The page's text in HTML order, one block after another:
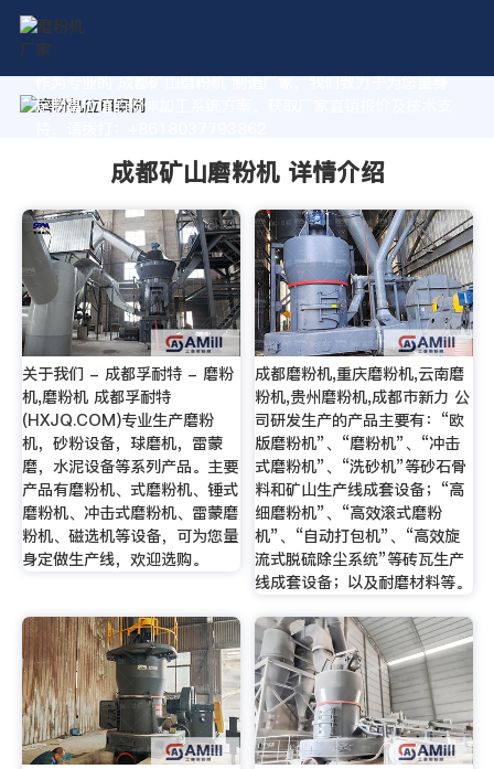
作为专业的 成都矿山磨粉机 制造厂家，我们致力于为您量身
定制高价值的粉体加工系统方案。获取厂家直销报价及技术支
成都矿山磨粉机 详情介绍
关于我们 - 成都孚耐特 - 磨粉
机,磨粉机 成都孚耐特
(HXJQ.COM)专业生产磨粉
机，砂粉设备，球磨机，雷蒙
磨，水泥设备等系列产品。主要
产品有磨粉机、式磨粉机、锤式
磨粉机、冲击式磨粉机、雷蒙磨
粉机、磁选机等设备，可为您量
身定做生产线，欢迎选购。
成都磨粉机,重庆磨粉机,云南磨
粉机,贵州磨粉机,成都市新力 公
司研发生产的产品主要有：“欧
版磨粉机”、“磨粉机”、“冲击
式磨粉机”、“洗砂机”等砂石骨
料和矿山生产线成套设备；“高
细磨粉机”、“高效滚式磨粉
机”、“自动打包机”、“高效旋
流式脱硫除尘系统”等砖瓦生产
线成套设备；以及耐磨材料等。